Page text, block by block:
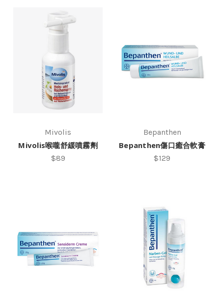
Mivolis
Mivolis喉嚨舒緩噴霧劑
$89
Bepanthen
Bepanthen傷口癒合軟膏
$129